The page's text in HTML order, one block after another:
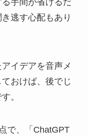
手間が省けるだ
逃す心配もあり
イデアを音声メ
おけば、後でじ
。
で、「ChatGPT